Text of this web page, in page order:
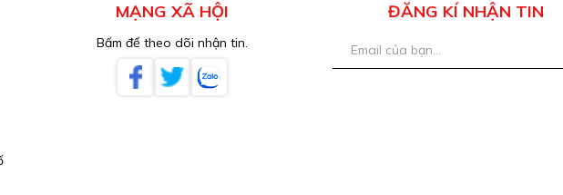
MẠNG XÃ HỘI
Bấm để theo dõi nhận tin.
ĐĂNG KÍ NHẬN TIN